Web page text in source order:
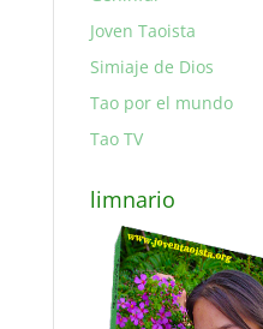
Joven Taoista
Simiaje de Dios
Tao por el mundo
Tao TV
limnario